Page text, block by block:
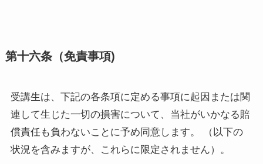
第十六条（免責事項)
受講生は、下記の各条項に定める事項に起因または関
連して生じた一切の損害について、当社がいかなる賠
償責任も負わないことに予め同意します。 （以下の
状況を含みますが、これらに限定されません）。